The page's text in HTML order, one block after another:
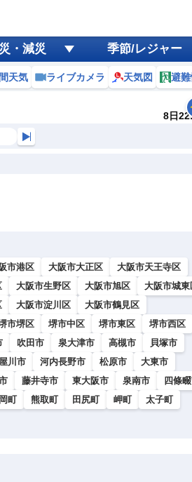
・減災 季節/レジャー
天気 ライブカメラ 天気図 避
8日
市港区 大阪市大正区
大阪市天王寺区
大阪市生野区 大阪市旭区
大阪市城東
大阪市淀川区
大阪市鶴見区
市堺区 堺市中区 堺市東区
堺市西区
吹田市 泉大津市 高槻市
貝塚市
川市 河内長野市 松原市
大東市
藤井寺市 東大阪市 泉南市
四條
町 熊取町 田尻町 岬町
太子町